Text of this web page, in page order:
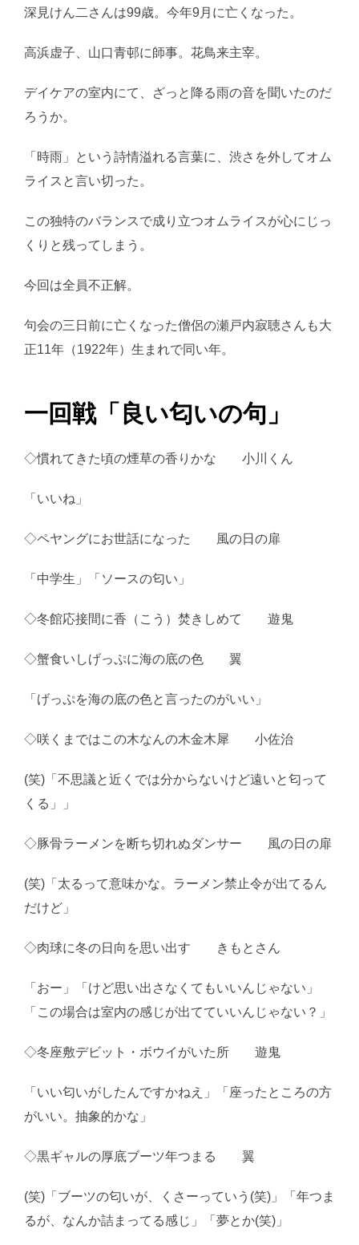
深見けん二さんは99歳。今年9月に亡くなった。
高浜虚子、山口青邨に師事。花鳥来主宰。
デイケアの室内にて、ざっと降る雨の音を聞いたのだ
ろうか。
「時雨」という詩情溢れる言葉に、渋さを外してオム
ライスと言い切った。
この独特のバランスで成り立つオムライスが心にじっ
くりと残ってしまう。
今回は全員不正解。
句会の三日前に亡くなった僧侶の瀬戸内寂聴さんも大
正11年（1922年）生まれで同い年。
一回戦「良い匂いの句」
◇慣れてきた頃の煙草の香りかな 小川くん
「いいね」
◇ペヤングにお世話になった 風の日の扉
「中学生」「ソースの匂い」
◇冬館応接間に香（こう）焚きしめて 遊鬼
◇蟹食いしげっぷに海の底の色 翼
「げっぷを海の底の色と言ったのがいい」
◇咲くまではこの木なんの木金木犀 小佐治
(笑)「不思議と近くでは分からないけど遠いと匂って
くる」」
◇豚骨ラーメンを断ち切れぬダンサー 風の日の扉
(笑)「太るって意味かな。ラーメン禁止令が出てるん
だけど」
◇肉球に冬の日向を思い出す きもとさん
「おー」「けど思い出さなくてもいいんじゃない」
「この場合は室内の感じが出てていいんじゃない？」
◇冬座敷デビット・ボウイがいた所 遊鬼
「いい匂いがしたんですかねえ」「座ったところの方
がいい。抽象的かな」
◇黒ギャルの厚底ブーツ年つまる 翼
(笑)「ブーツの匂いが、くさーっていう(笑)」「年つま
るが、なんか詰まってる感じ」「夢とか(笑)」